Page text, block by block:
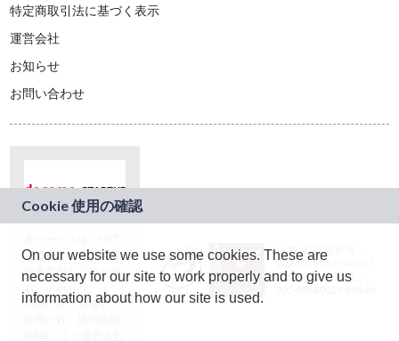
特定商取引法に基づく表示
運営会社
お知らせ
お問い合わせ
ドコモグループの新
規事業創出プログラ
ム「docomo
STARTUP」を通じて
JASRAC許諾番号：
9024936001Y45037
JASRAC許諾番号：
On our website we use some cookies. These are
necessary for our site to work properly and to give us
information about how our site is used.